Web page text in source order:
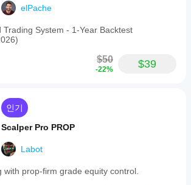
elPache
Trading System - 1-Year Backtest
$50
-22% $39
인기
Scalper Pro PROP
Labot
with prop-firm grade equity control.